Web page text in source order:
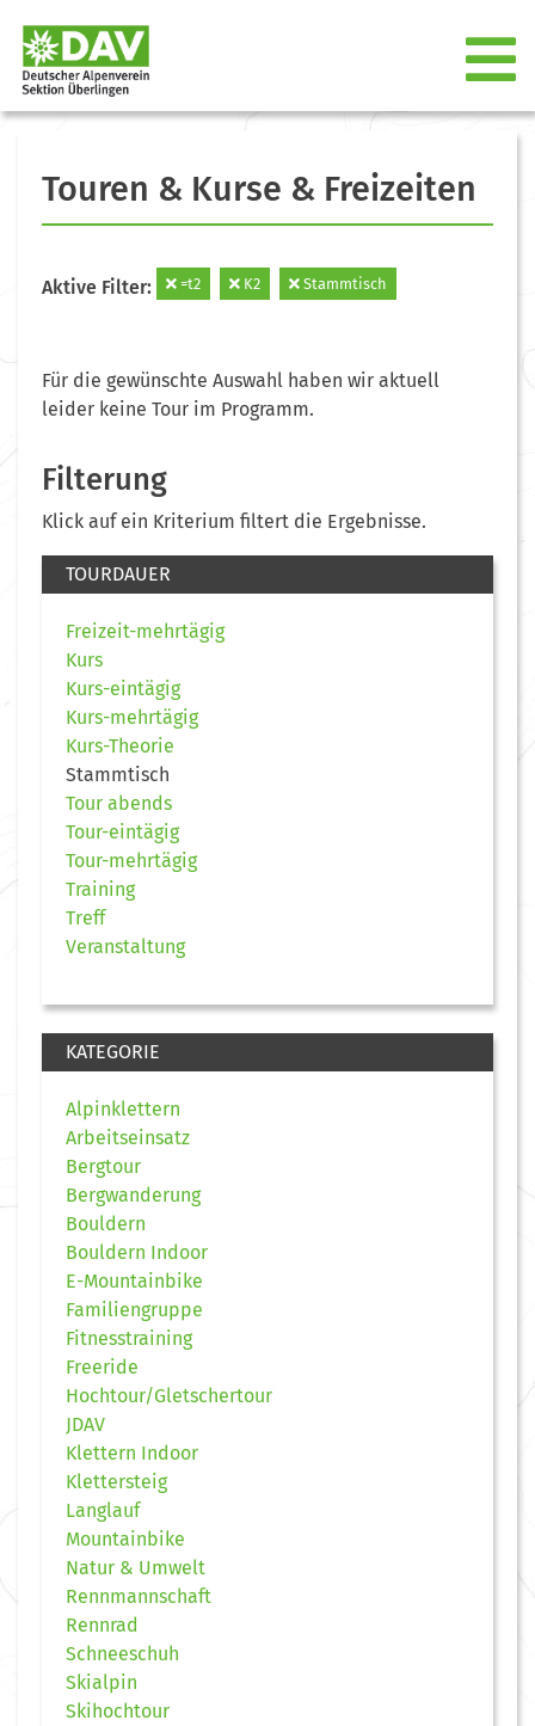
Touren & Kurse & Freizeiten
Aktive Filter: =t2 K2 Stammtisch
Für die gewünschte Auswahl haben wir aktuell
leider keine Tour im Programm.
Filterung
Klick auf ein Kriterium filtert die Ergebnisse.
TOURDAUER
Freizeit-mehrtägig
Kurs
Kurs-eintägig
Kurs-mehrtägig
Kurs-Theorie
Stammtisch
Tour abends
Tour-eintägig
Tour-mehrtägig
Training
Treff
Veranstaltung
KATEGORIE
Alpinklettern
Arbeitseinsatz
Bergtour
Bergwanderung
Bouldern
Bouldern Indoor
E-Mountainbike
Familiengruppe
Fitnesstraining
Freeride
Hochtour/Gletschertour
JDAV
Klettern Indoor
Klettersteig
Langlauf
Mountainbike
Natur & Umwelt
Rennmannschaft
Rennrad
Schneeschuh
Skialpin
Skihochtour